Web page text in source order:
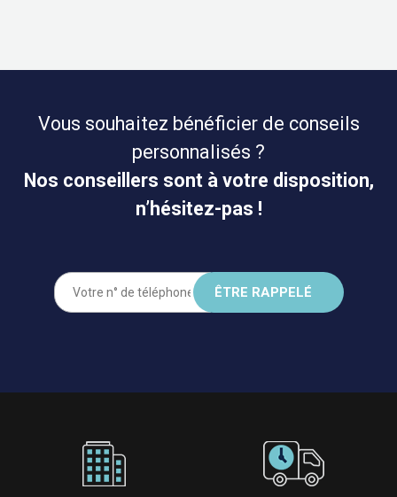
Vous souhaitez bénéficier de conseils
personnalisés ?
Nos conseillers sont à votre disposition,
n’hésitez-pas !